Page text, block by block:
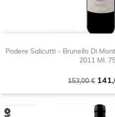
Podere Salicutti - Brunello Di
2011 Ml.
Prezzo
153,00 €